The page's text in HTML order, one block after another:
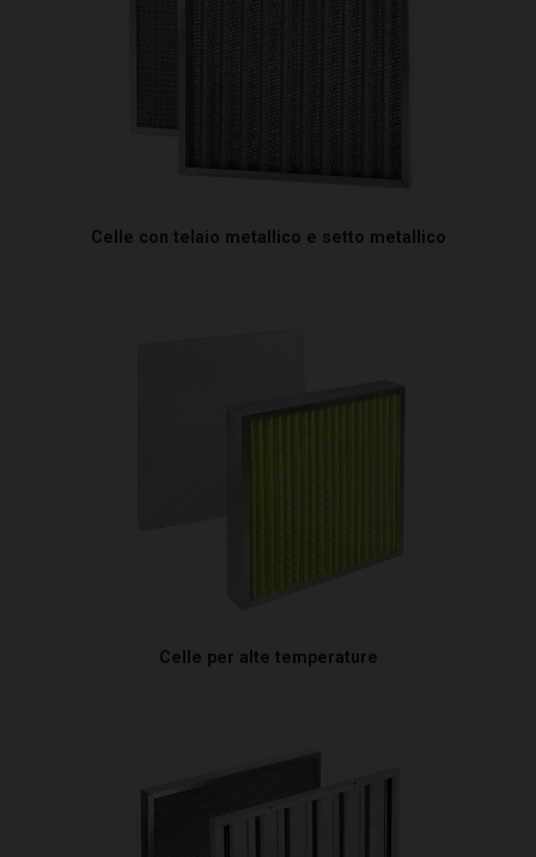
Celle con telaio metallico e setto metallico
Celle per alte temperature